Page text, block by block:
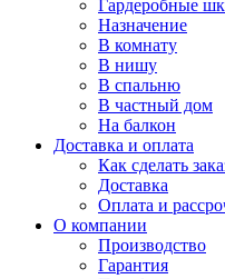
Гардеробные
Назначение
В комнату
В нишу
В спальню
В частный дом
На балкон
Доставка и оплата
Как сделать
Доставка
Оплата и
О компании
Производство
Гарантия